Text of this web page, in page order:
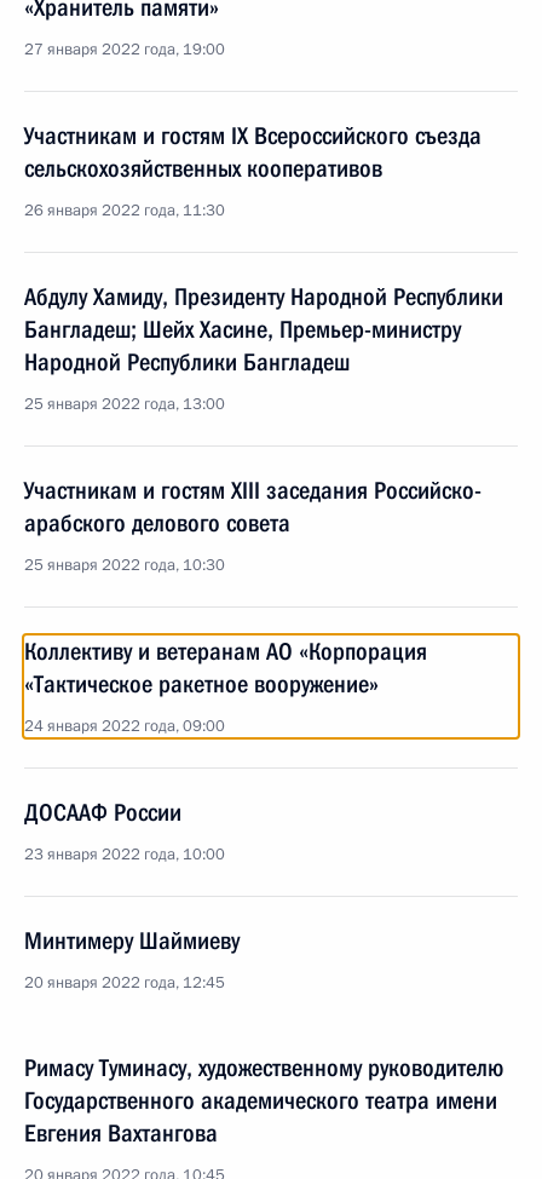
«Хранитель памяти»
27 января 2022 года, 19:00
Участникам и гостям IX Всероссийского съезда
сельскохозяйственных кооперативов
26 января 2022 года, 11:30
Абдулу Хамиду, Президенту Народной Республики
Бангладеш; Шейх Хасине, Премьер-министру
Народной Республики Бангладеш
25 января 2022 года, 13:00
Участникам и гостям XIII заседания Российско-
арабского делового совета
25 января 2022 года, 10:30
Коллективу и ветеранам АО «Корпорация
«Тактическое ракетное вооружение»
24 января 2022 года, 09:00
ДОСААФ России
23 января 2022 года, 10:00
Минтимеру Шаймиеву
20 января 2022 года, 12:45
Римасу Туминасу, художественному руководителю
Государственного академического театра имени
Евгения Вахтангова